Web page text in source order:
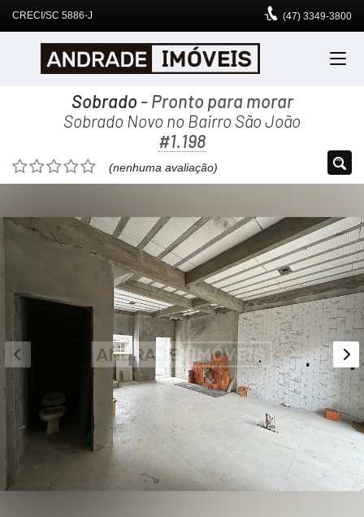
CRECI/SC 5886-J (47) 3349-3800
Sobrado - Pronto para morar
Sobrado Novo no Bairro São João
#1.198
(nenhuma avaliação)